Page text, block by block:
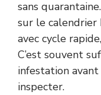
sans
sur le calendrier
avec cycle
C’est souvent
infestation avant
inspecter.